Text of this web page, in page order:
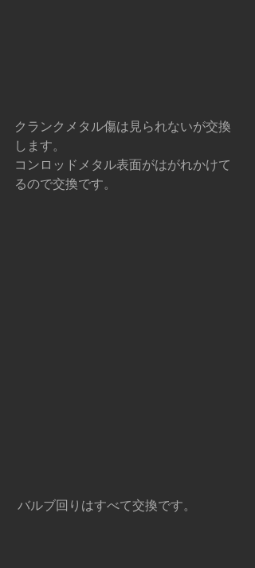
クランクメタル傷は見られないが交換
します。
コンロッドメタル表面がはがれかけて
るので交換です。
バルブ回りはすべて交換です。